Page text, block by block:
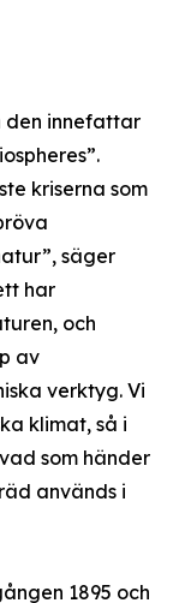
den innefattar
kriserna som
säger
har
och
av
verktyg. Vi
klimat, så i
som händer
används i
1895 och